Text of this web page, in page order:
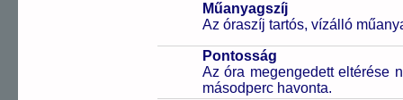
Műanyagszíj
Az óraszíj tartós, vízálló
Pontosság
Az óra megengedett eltérése
másodperc havonta.